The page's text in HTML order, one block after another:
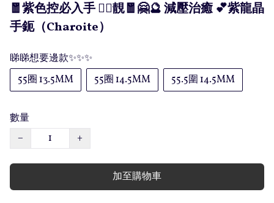
🧧紫色控必入手 👍🏻靚🧧🤗🔮 減壓治癒 💕紫龍晶
手鈪（Charoite）
睇睇想要邊款✨✨✨
55圈 13.5MM
55圈 14.5MM 55.5圍 14.5MM
數量
−
+
加至購物車